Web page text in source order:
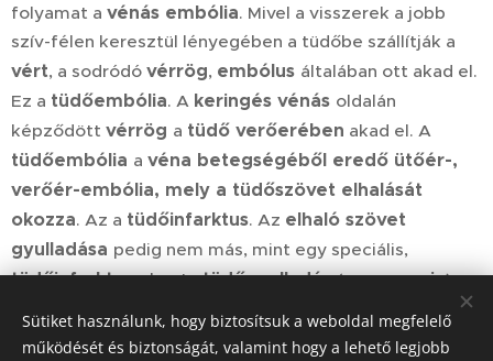
folyamat a vénás embólia. Mivel a visszerek a jobb
szív-félen keresztül lényegében a tüdőbe szállítják a
vért, a sodródó vérrög, embólus általában ott akad el.
Ez a tüdőembólia. A keringés vénás oldalán
képződött vérrög a tüdő verőerében akad el. A
tüdőembólia a véna betegségéből eredő ütőér-,
verőér-embólia, mely a tüdőszövet elhalását
okozza. Az a tüdőinfarktus. Az elhaló szövet
gyulladása pedig nem más, mint egy speciális,
tüdőinfarktusokoztatüdőgyulladás(pneumonia).
Érgondnok belgyógyászat, kardiológia, INR
Sütiket használunk, hogy biztosítsuk a weboldal megfelelő
működését és biztonságát, valamint hogy a lehető legjobb